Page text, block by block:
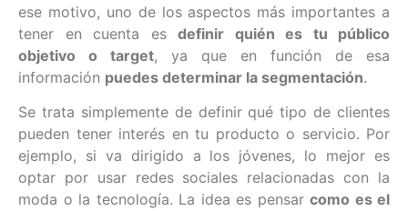
ese motivo, uno de los aspectos más importantes a
tener en cuenta es definir quién es tu público
objetivo o target, ya que en función de esa
información puedes determinar la segmentación.
Se trata simplemente de definir qué tipo de clientes
pueden tener interés en tu producto o servicio. Por
ejemplo, si va dirigido a los jóvenes, lo mejor es
optar por usar redes sociales relacionadas con la
moda o la tecnología. La idea es pensar como es el